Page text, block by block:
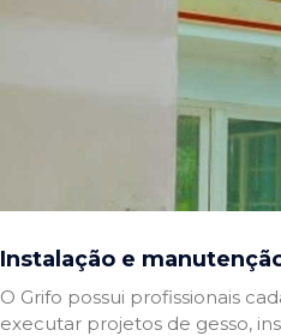
Instalação e
O Grifo possui profissionais
executar projetos de gesso,